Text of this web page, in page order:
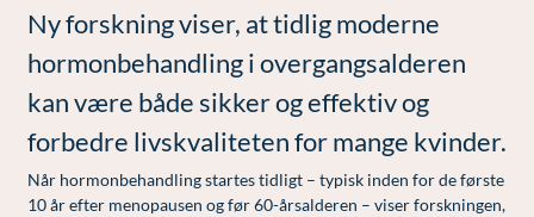
Ar og strækmærker
Uønsket hårvækst
Hårtab
Aldersprægede håndrygge
Kropsforyngelse og opstramning
Plasmaprodukter i æstetisk, kosmetisk og anti-
aging medicin
Skriv dig op
Udskrivelse
Kontakt os & Find vej
Kvalitet og patienttilfredshed
Nyttige links
Parkering og opladning på AROS Privathospital
Persondatapolitik på AROS
Vores mål
Ny forskning viser, at tidlig moderne
hormonbehandling i overgangsalderen
kan være både sikker og effektiv og
forbedre livskvaliteten for mange kvinder.
Når hormonbehandling startes tidligt – typisk inden for de første
10 år efter menopausen og før 60-årsalderen – viser forskningen,